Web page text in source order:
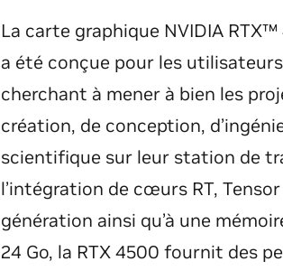
La carte graphique NVIDIA
a été conçue pour les
cherchant à mener à bien les
création, de conception,
scientifique sur leur station de
l’intégration de cœurs RT,
génération ainsi qu’à une
24 Go, la RTX 4500 fournit des